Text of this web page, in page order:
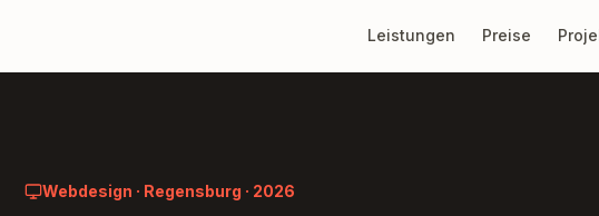
Leistungen Preise
Webdesign · Regensburg · 2026